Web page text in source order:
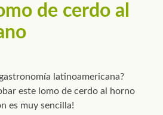
de cerdo al
latinoamericana?
este lomo de cerdo al horno
es muy sencilla!